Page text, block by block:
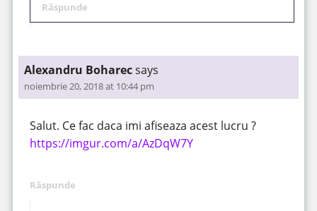
Răspunde
Alexandru Boharecsays
noiembrie 20, 2018 at 10:44 pm
Salut. Ce fac daca imi afiseaza acest lucru ?
https://imgur.com/a/AzDqW7Y
Răspunde